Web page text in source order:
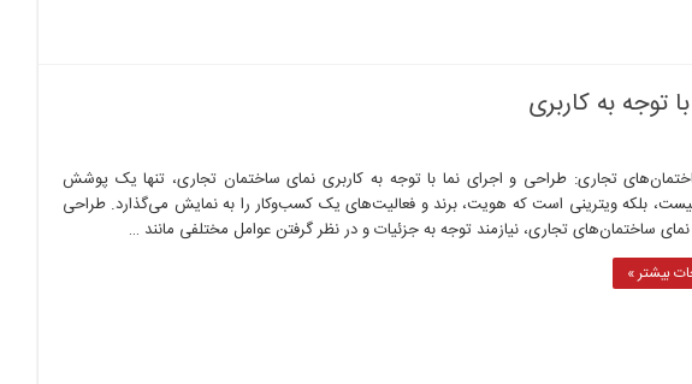
توجه به کاربری
تجاری: طراحی و اجرای نما با توجه به کاربری نمای ساختمان تجاری، تنها یک پوشش
بلکه ویترینی است که هویت، برند و فعالیت‌های یک کسب‌وکار را به نمایش می‌گذارد. طراحی
ساختمان‌های تجاری، نیازمند توجه به جزئیات و در نظر گرفتن عوامل مختلفی مانند …
بیشتر »